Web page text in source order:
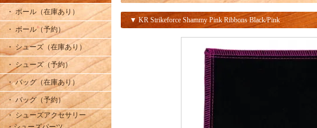
・ ボール（在庫あり）
・ ボール（予約）
・ シューズ（在庫あり）
・ シューズ（予約）
・ バッグ（在庫あり）
・ バッグ（予約）
・ シューズアクセサリー
▼ KR Strikeforce Shammy Pink Ribbons Black/Pink